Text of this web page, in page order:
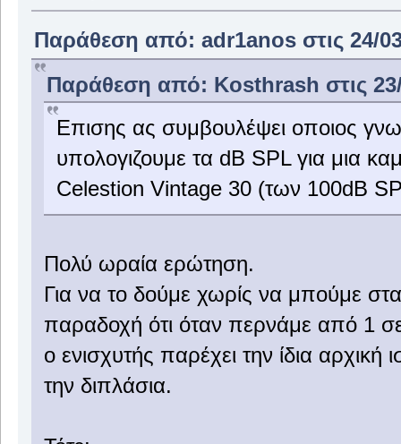
Παράθεση από: adr1anos στις 24/
Παράθεση από: Kosthrash στις
Επισης ας συμβουλέψει οποιος
υπολογιζουμε τα dB SPL για μια
Celestion Vintage 30 (των 100dB
Πολύ ωραία ερώτηση.
Για να το δούμε χωρίς να μπούμε
παραδοχή ότι όταν περνάμε από 1
ο ενισχυτής παρέχει την ίδια
την διπλάσια.